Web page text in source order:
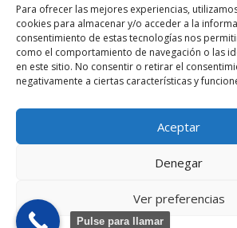
Para ofrecer las mejores experiencias,
cookies para almacenar y/o acceder a la
consentimiento de estas tecnologías nos
como el comportamiento de navegación o las
en este sitio. No consentir o retirar el
negativamente a ciertas características y
Aceptar
Denegar
Ver preferencias
Lampista Barcelona.
Política de
Pulse para llamar